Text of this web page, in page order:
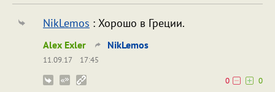
NikLemos : Хорошо в Греции.
Alex Exler NikLemos
11.09.17
17:45
0
0